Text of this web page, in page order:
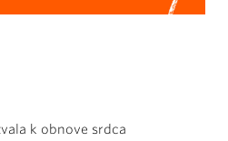
k obnove srdca